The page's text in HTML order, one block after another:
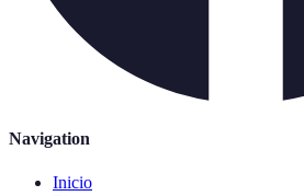
Navigation
Inicio